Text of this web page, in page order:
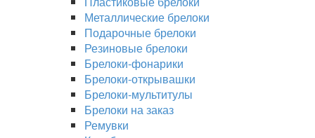
Металлические брелоки
Подарочные брелоки
Резиновые брелоки
Брелоки-фонарики
Брелоки-открывашки
Брелоки-мультитулы
Брелоки на заказ
Ремувки